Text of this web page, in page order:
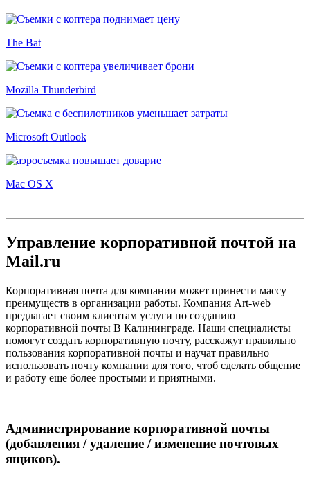
The Bat
Mozilla Thunderbird
Microsoft Outlook
Mac OS X
Управление корпоративной почтой на
Mail.ru
Корпоративная почта для компании может принести массу
преимуществ в организации работы. Компания Аrt-web
предлагает своим клиентам услуги по созданию
корпоративной почты В Калининграде. Наши специалисты
помогут создать корпоративную почту, расскажут правильно
пользования корпоративной почты и научат правильно
использовать почту компании для того, чтоб сделать общение
и работу еще более простыми и приятными.
Администрирование корпоративной почты
(добавления / удаление / изменение почтовых
ящиков).